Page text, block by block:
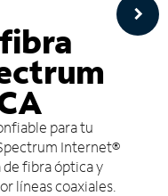
para tu
Internet®
fibra óptica y
líneas coaxiales.